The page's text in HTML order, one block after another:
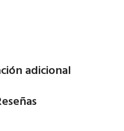
adicional